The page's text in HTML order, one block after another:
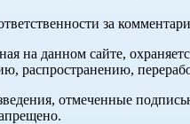
за
на данном сайте,
распространению,
отмеченные